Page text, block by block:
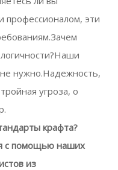
профессионалом, эти
нужно.Надежность,
угроза, о
крафта?
с помощью наших
из